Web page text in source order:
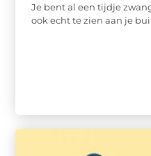
Je bent al een tijdje
ook echt te zien aan je